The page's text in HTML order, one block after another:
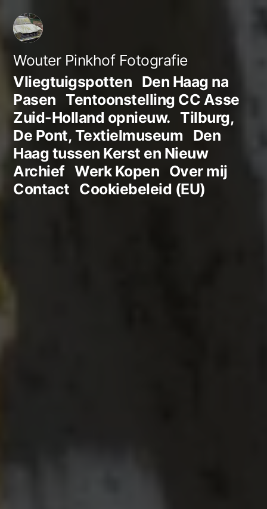
naar
inhoud
Wouter Pinkhof Fotografie
Vliegtuigspotten Den Haag na
Pasen Tentoonstelling CC Asse
Zuid-Holland opnieuw. Tilburg,
De Pont, Textielmuseum
Den
Haag tussen Kerst en Nieuw
Archief Werk Kopen Over mij
Contact Cookiebeleid (EU)